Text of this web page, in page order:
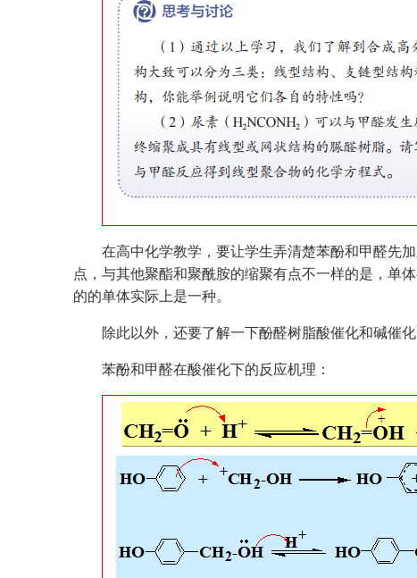
在高中化学教学，要让学生弄清楚苯酚和甲醛先
点，与其他聚酯和聚酰胺的缩聚有点不一样的是，
的的单体实际上是一种。
除此以外，还要了解一下酚醛树脂酸催化和碱催化
苯酚和甲醛在酸催化下的反应机理：